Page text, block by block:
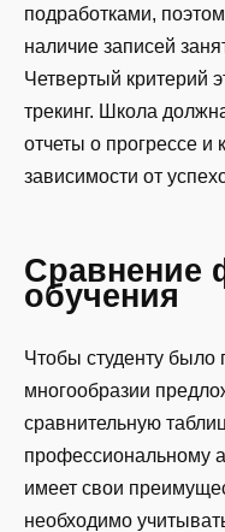
подработками,
наличие записей
Четвертый критерий
трекинг. Школа
отчеты о прогрессе и
зависимости от
Сравнение
обучения
Чтобы студенту было
многообразии
сравнительную
профессиональному
имеет свои
необходимо